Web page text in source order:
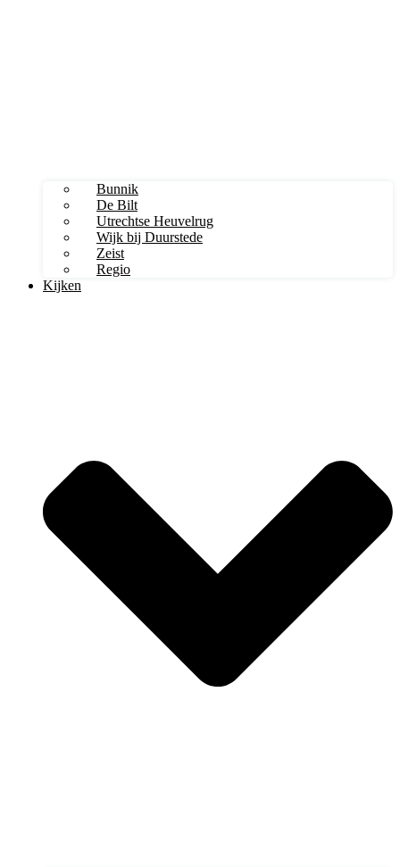
Bunnik
De Bilt
Utrechtse Heuvelrug
Wijk bij Duurstede
Zeist
Regio
Kijken